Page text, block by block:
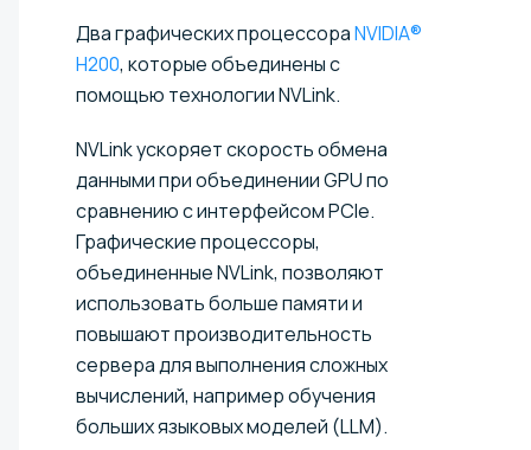
Два графических процессораNVIDIA®
H200, которые объединены с
помощью технологии NVLink.
NVLink ускоряет скорость обмена
данными при объединении GPU по
сравнению с интерфейсом PCIe.
Графические процессоры,
объединенные NVLink, позволяют
использовать больше памяти и
повышают производительность
сервера для выполнения сложных
вычислений, например обучения
больших языковых моделей (LLM).